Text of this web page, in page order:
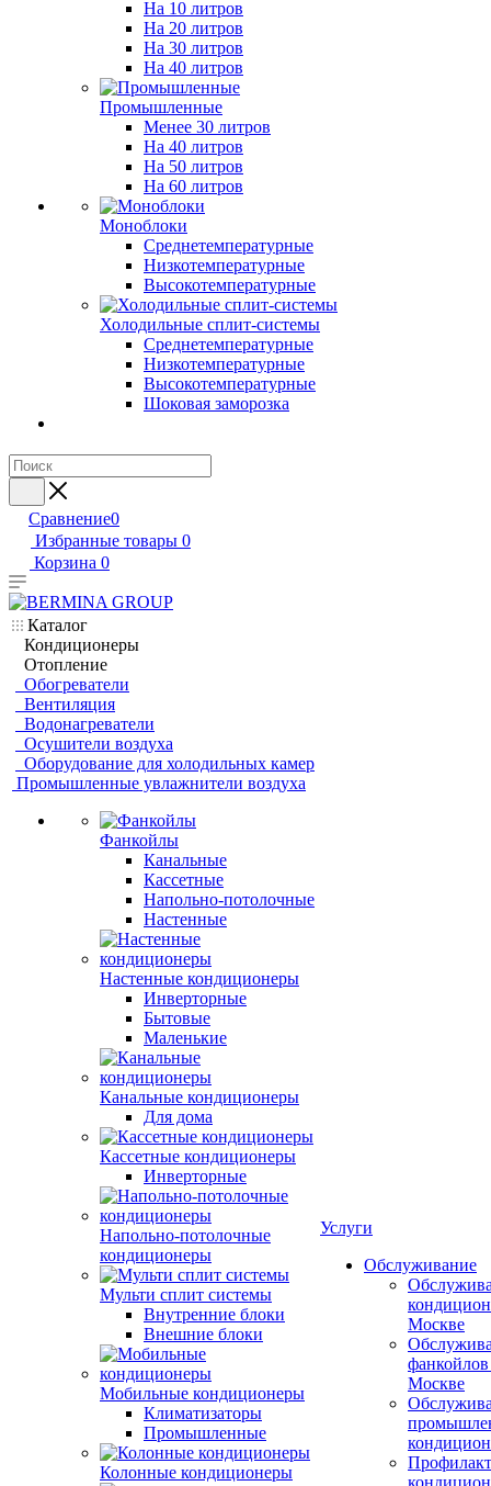
На 10 литров
На 20 литров
На 30 литров
На 40 литров
Промышленные
Менее 30 литров
На 40 литров
На 50 литров
На 60 литров
Моноблоки
Среднетемпературные
Низкотемпературные
Высокотемпературные
Холодильные сплит-системы
Среднетемпературные
Низкотемпературные
Высокотемпературные
Шоковая заморозка
Сравнение0
Избранные товары 0
Корзина 0
Каталог
Кондиционеры
Отопление
Обогреватели
Вентиляция
Водонагреватели
Осушители воздуха
Оборудование для холодильных камер
Промышленные увлажнители воздуха
Фанкойлы
Канальные
Кассетные
Напольно-потолочные
Настенные
Настенные кондиционеры
Инверторные
Бытовые
Маленькие
Канальные кондиционеры
Для дома
Кассетные кондиционеры
Инверторные
Напольно-потолочные
кондиционеры
Мульти сплит системы
Внутренние блоки
Внешние блоки
Мобильные кондиционеры
Климатизаторы
Промышленные
Колонные кондиционеры
Услуги
Обслуживание
Москве
Москве